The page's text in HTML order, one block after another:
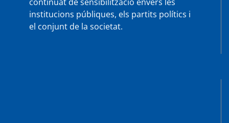
institucions públiques, els partits polítics i
el conjunt de la societat.